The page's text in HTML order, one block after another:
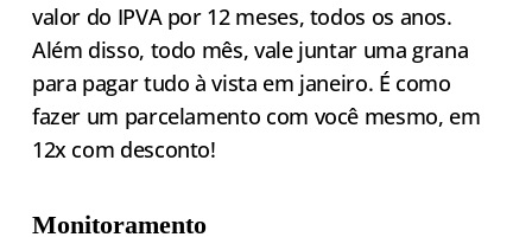
valor do IPVA por 12 meses, todos os anos.
Além disso, todo mês, vale juntar uma grana
para pagar tudo à vista em janeiro. É como
fazer um parcelamento com você mesmo, em
12x com desconto!
Monitoramento